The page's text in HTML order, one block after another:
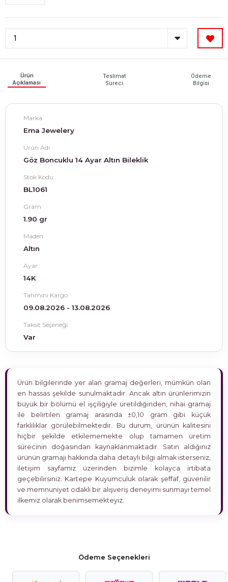
Ürün
Açıklaması
Teslimat
Süreci
Ödeme
Bilgisi
Marka
Ema Jewelery
Ürün Adı
Göz Boncuklu 14 Ayar Altın Bileklik
Stok Kodu
BL1061
Gram
1.90 gr
Maden
Altın
Ayar
14K
Tahmini Kargo
09.08.2026 - 13.08.2026
Taksit Seçeneği
Var
Ürün bilgilerinde yer alan gramaj değerleri, mümkün olan
en hassas şekilde sunulmaktadır. Ancak altın ürünlerimizin
büyük bir bölümü el işçiliğiyle üretildiğinden, nihai gramaj
ile belirtilen gramaj arasında ±0,10 gram gibi küçük
farklılıklar görülebilmektedir. Bu durum, ürünün kalitesini
hiçbir şekilde etkilememekte olup tamamen üretim
sürecinin doğasından kaynaklanmaktadır. Satın aldığınız
ürünün gramajı hakkında daha detaylı bilgi almak isterseniz,
iletişim sayfamız üzerinden bizimle kolayca irtibata
geçebilirsiniz. Kartepe Kuyumculuk olarak şeffaf, güvenilir
ve memnuniyet odaklı bir alışveriş deneyimi sunmayı temel
ilkemiz olarak benimsemekteyiz.
Ödeme Seçenekleri